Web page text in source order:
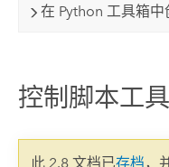
在 Python 工具箱中
控制脚本工
此 2.8 文档已存档，